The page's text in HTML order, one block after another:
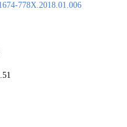
778X.2018.01.006